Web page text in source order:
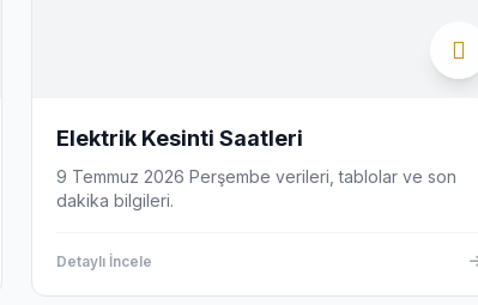
Elektrik Kesinti Saatleri
9 Temmuz 2026 Perşembe verileri, tablolar ve son
dakika bilgileri.
Detaylı İncele